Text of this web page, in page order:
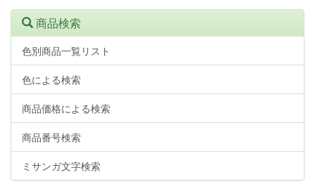
商品検索
色別商品一覧リスト
色による検索
商品価格による検索
商品番号検索
ミサンガ文字検索